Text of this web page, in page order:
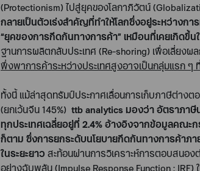
(Protectionism) ไปสู่ยุคของโลกาภิวัตน์
กลายเป็นตัวเร่งสำคัญที่ทำให้โลกซึ่งอยู่ระหว่างก
“ยุคของการกีดกันทางการค้า”เหมือนที่เคยเกิดขึ้
ฐานการผลิตกลับประเทศ (Re-shoring) เพื่อเลี่ยงผ
พึ่งพาการค้าระหว่างประเทศสูงอาจเป็นกลุ่มแรก
ทั้งนี้ แม้ล่าสุดทรัมป์ประกาศเลื่อนการเก็บภาษีต่างต
(ยกเว้นจีน145%) ttb analyticsมองว่า อัตราภาษี
ทุกประเทศเฉลี่ยอยู่ที่ 2.4% อ้างอิงจากข้อมูลคณะก
ก็ตาม ซึ่งการยกระดับนโยบายกีดกันทางการค้าภา
ในระยะยาว สะท้อนผ่านการวิเคราะห์การตอบสนอ
อย่างฉับพลัน (Impulse Response Function : IRF)